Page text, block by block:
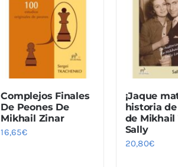
Complejos Finales
De Peones De
Mikhail Zinar
16,65€
¡Jaque
historia
de Mikhail
Sally
20,80€